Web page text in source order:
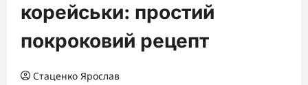
корейськи: простий
покроковий рецепт
Стаценко Ярослав